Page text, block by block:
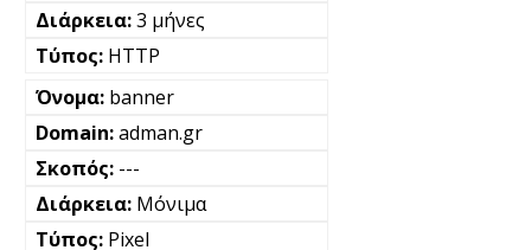
3 μήνες
HTTP
banner
adman.gr
---
Μόνιμα
Pixel